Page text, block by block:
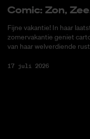
Co­mic: Zon,
Fijne vakantie! In haar
zomervakantie geniet
van haar welverdiende
17 juli 2026